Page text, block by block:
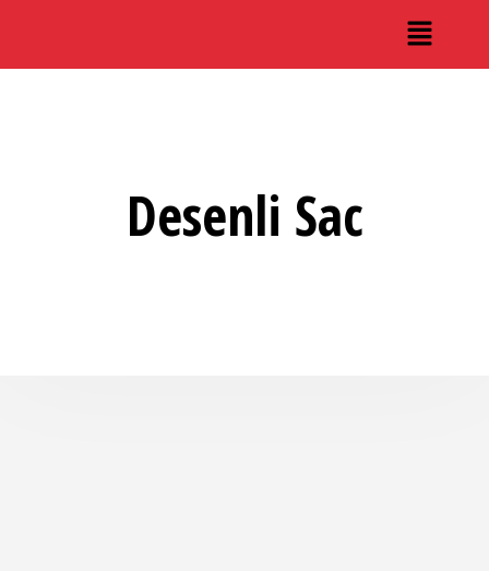
Desenli Sac